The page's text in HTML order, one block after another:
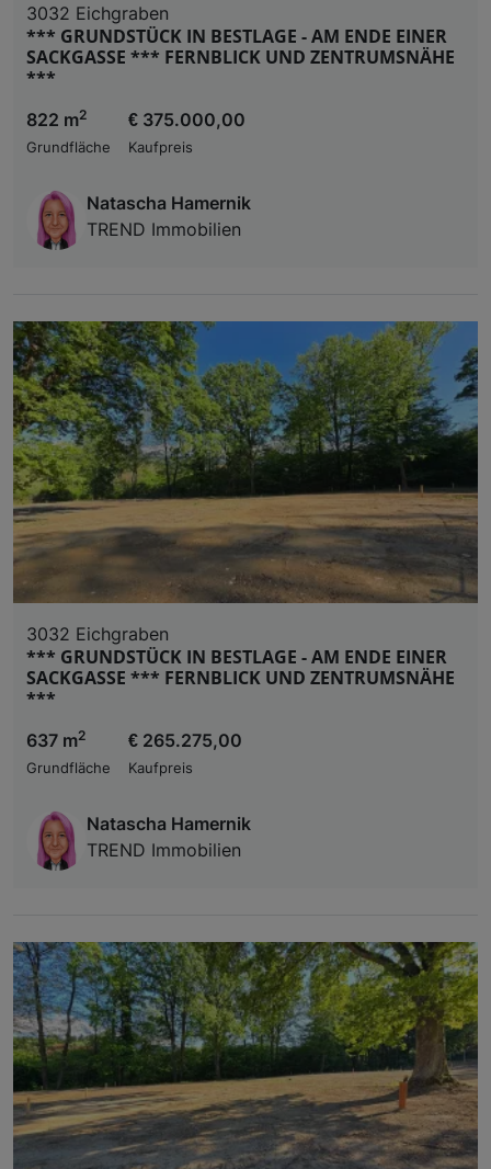
3032 Eichgraben
*** GRUNDSTÜCK IN BESTLAGE - AM ENDE EINER
SACKGASSE *** FERNBLICK UND ZENTRUMSNÄHE
***
822 m2
Grundfläche
€ 375.000,00
Kaufpreis
Natascha Hamernik
TREND Immobilien
3032 Eichgraben
*** GRUNDSTÜCK IN BESTLAGE - AM ENDE EINER
SACKGASSE *** FERNBLICK UND ZENTRUMSNÄHE
***
637 m2
Grundfläche
€ 265.275,00
Kaufpreis
Natascha Hamernik
TREND Immobilien